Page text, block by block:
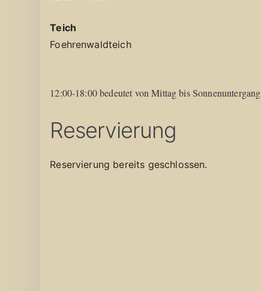
Teich
Foehrenwaldteich
12:00-18:00 bedeutet von Mittag bis Sonnenuntergang
Reservierung
Reservierung bereits geschlossen.